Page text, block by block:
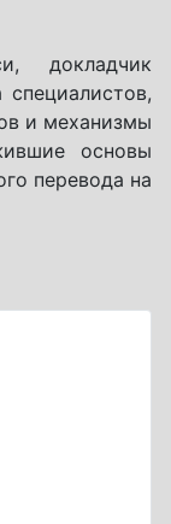
докладчик
и механизмы
основы
перевода на